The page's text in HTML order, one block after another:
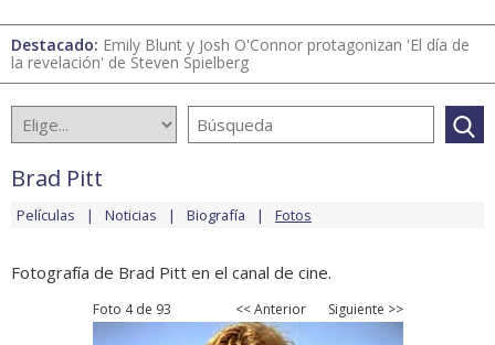
Destacado: Emily Blunt y Josh O'Connor protagonizan 'El día de
la revelación' de Steven Spielberg
Brad Pitt
Películas Noticias Biografía Fotos
Fotografía de Brad Pitt en el canal de cine.
Foto 4 de 93 << Anterior Siguiente >>